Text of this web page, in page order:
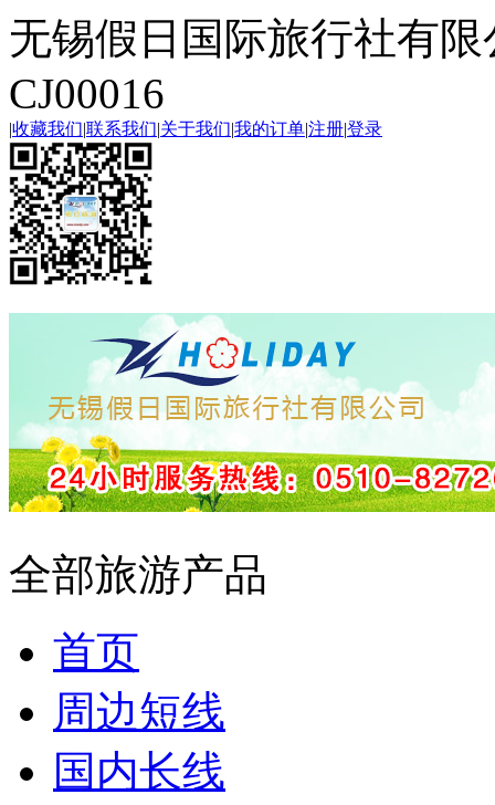
无锡假日国际旅行社有限
CJ00016
|收藏我们|联系我们|关于我们|我的订单|注册|登录
全部旅游产品
首页
周边短线
国内长线